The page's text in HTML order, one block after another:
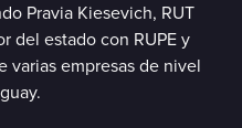
Pravia Kiesevich, RUT
del estado con RUPE y
varias empresas de nivel